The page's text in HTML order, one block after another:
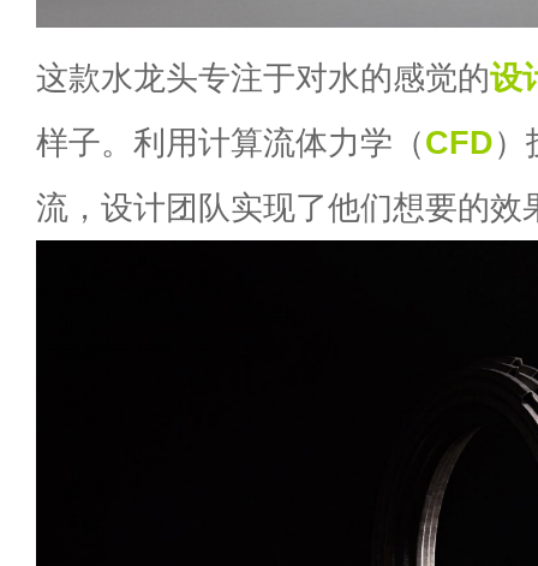
这款水龙头专注于对水的感觉的设
样子。利用计算流体力学（CFD）
流，设计团队实现了他们想要的效